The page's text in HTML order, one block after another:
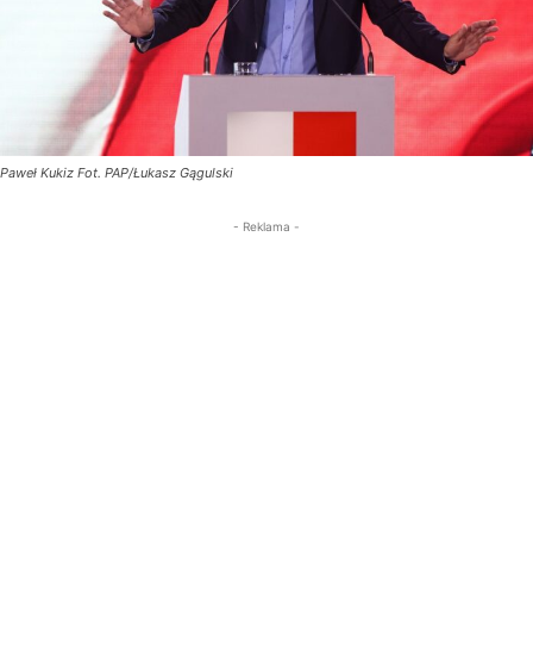
Paweł Kukiz Fot. PAP/Łukasz Gągulski
- Reklama -